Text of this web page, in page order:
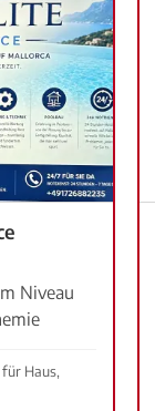
Niveau
Haus,